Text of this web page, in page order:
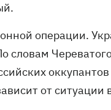
операции.
словам
оккупантов
от ситуации